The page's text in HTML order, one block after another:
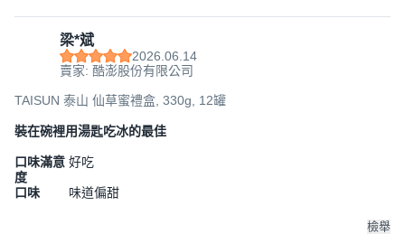
梁*斌
2026.06.14
賣家: 酷澎股份有限公司
TAISUN 泰山 仙草蜜禮盒, 330g, 12罐
裝在碗裡用湯匙吃冰的最佳
口味滿意
度
好吃
口味 味道偏甜
檢舉